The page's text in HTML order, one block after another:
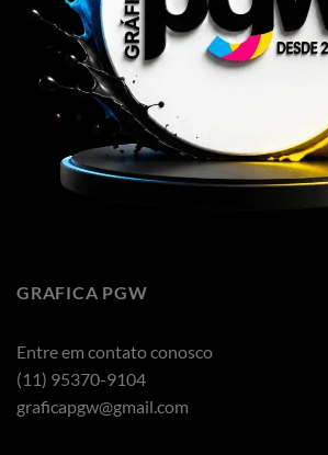
GRAFICA PGW
Entre em contato conosco
(11) 95370-9104
graficapgw@gmail.com